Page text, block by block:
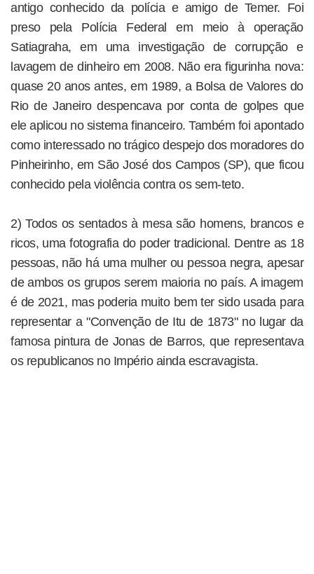
antigo conhecido da polícia e amigo de Temer. Foi
preso pela Polícia Federal em meio à operação
Satiagraha, em uma investigação de corrupção e
lavagem de dinheiro em 2008. Não era figurinha nova:
quase 20 anos antes, em 1989, a Bolsa de Valores do
Rio de Janeiro despencava por conta de golpes que
ele aplicou no sistema financeiro. Também foi apontado
como interessado no trágico despejo dos moradores do
Pinheirinho, em São José dos Campos (SP), que ficou
conhecido pela violência contra os sem-teto.
2) Todos os sentados à mesa são homens, brancos e
ricos, uma fotografia do poder tradicional. Dentre as 18
pessoas, não há uma mulher ou pessoa negra, apesar
de ambos os grupos serem maioria no país. A imagem
é de 2021, mas poderia muito bem ter sido usada para
representar a "Convenção de Itu de 1873" no lugar da
famosa pintura de Jonas de Barros, que representava
os republicanos no Império ainda escravagista.